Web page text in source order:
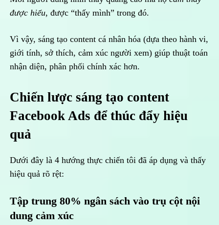
được hiểu, được “thấy mình” trong đó.
Vì vậy, sáng tạo content cá nhân hóa (dựa theo hành vi,
giới tính, sở thích, cảm xúc người xem) giúp thuật toán
nhận diện, phân phối chính xác hơn.
Chiến lược sáng tạo content
Facebook Ads để thúc đẩy hiệu
quả
Dưới đây là 4 hướng thực chiến tôi đã áp dụng và thấy
hiệu quả rõ rệt:
Tập trung 80% ngân sách vào trụ cột nội
dung cảm xúc